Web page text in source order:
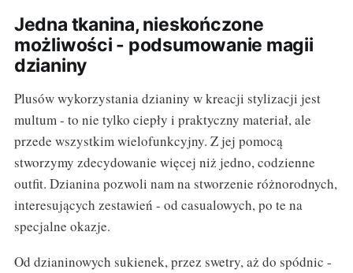
Jedna tkanina, nieskończone
możliwości - podsumowanie magii
dzianiny
Plusów wykorzystania dzianiny w kreacji stylizacji jest
multum - to nie tylko ciepły i praktyczny materiał, ale
przede wszystkim wielofunkcyjny. Z jej pomocą
stworzymy zdecydowanie więcej niż jedno, codzienne
outfit. Dzianina pozwoli nam na stworzenie różnorodnych,
interesujących zestawień - od casualowych, po te na
specjalne okazje.
Od dzianinowych sukienek, przez swetry, aż do spódnic -